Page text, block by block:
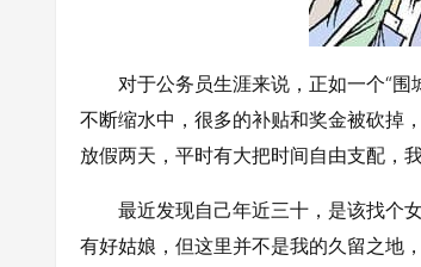
对于公务员生涯来说，正如一个“
不断缩水中，很多的补贴和奖金被砍掉
放假两天，平时有大把时间自由支配，
最近发现自己年近三十，是该找个
有好姑娘，但这里并不是我的久留之地